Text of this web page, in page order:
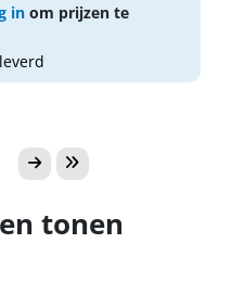
in om prijzen te
tonen